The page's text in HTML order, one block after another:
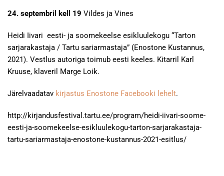
24. septembril kell 19 Vildes ja Vines
Heidi Iivari eesti- ja soomekeelse esikluulekogu “Tarton
sarjarakastaja / Tartu sariarmastaja” (Enostone Kustannus,
2021). Vestlus autoriga toimub eesti keeles. Kitarril Karl
Kruuse, klaveril Marge Loik.
Järelvaadatav kirjastus Enostone Facebooki lehelt.
http://kirjandusfestival.tartu.ee/program/heidi-iivari-soome-
eesti-ja-soomekeelse-esikluulekogu-tarton-sarjarakastaja-
tartu-sariarmastaja-enostone-kustannus-2021-esitlus/